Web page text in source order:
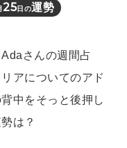
Holoscope
ッセージ
あなた
25日の運勢
さんの週間占
アについてのアド
中をそっと後押し
は？